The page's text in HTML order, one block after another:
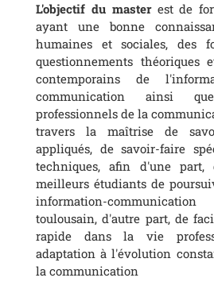
L'objectif du master est de
ayant une bonne
humaines et sociales, des
questionnements théoriques
contemporains de
communication ainsi
professionnels de la
travers la maîtrise de
appliqués, de savoir-faire
techniques, afin d'une part,
meilleurs étudiants de
information-
toulousain, d'autre part, de
rapide dans la vie
adaptation à l'évolution
la communication